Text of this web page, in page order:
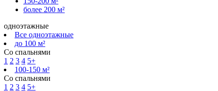
более 200 м²
одноэтажные
Все одноэтажные
до 100 м²
Со спальнями
1 2 3 4 5+
100-150 м²
Со спальнями
1 2 3 4 5+